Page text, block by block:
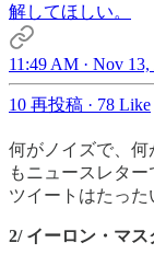
解してほしい。
11:49 AM · Nov 13,
10 再投稿 · 78 Like
何がノイズで、何
もニュースレタ
ツイートはたった
2/ イーロン・マ